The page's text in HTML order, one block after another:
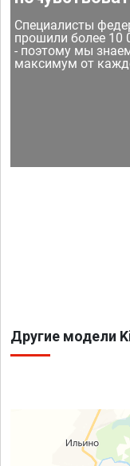
Специалисты
прошили более 10
- поэтому мы
максимум от
Другие модели